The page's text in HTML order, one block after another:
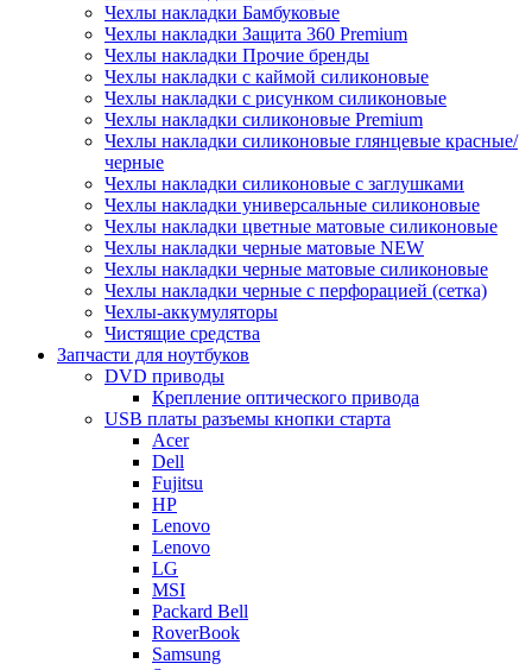
Чехлы накладки Бамбуковые
Чехлы накладки Защита 360 Premium
Чехлы накладки Прочие бренды
Чехлы накладки с каймой силиконовые
Чехлы накладки с рисунком силиконовые
Чехлы накладки силиконовые Premium
Чехлы накладки силиконовые глянцевые красные/
черные
Чехлы накладки силиконовые с заглушками
Чехлы накладки универсальные силиконовые
Чехлы накладки цветные матовые силиконовые
Чехлы накладки черные матовые NEW
Чехлы накладки черные матовые силиконовые
Чехлы накладки черные с перфорацией (сетка)
Чехлы-аккумуляторы
Чистящие средства
Запчасти для ноутбуков
DVD приводы
Крепление оптического привода
USB платы разъемы кнопки старта
Acer
Dell
Fujitsu
HP
Lenovo
Lenovo
LG
MSI
Packard Bell
RoverBook
Samsung